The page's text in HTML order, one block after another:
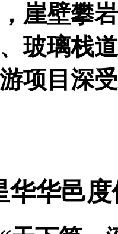
崖壁攀
玻璃栈
项目深
华华邑